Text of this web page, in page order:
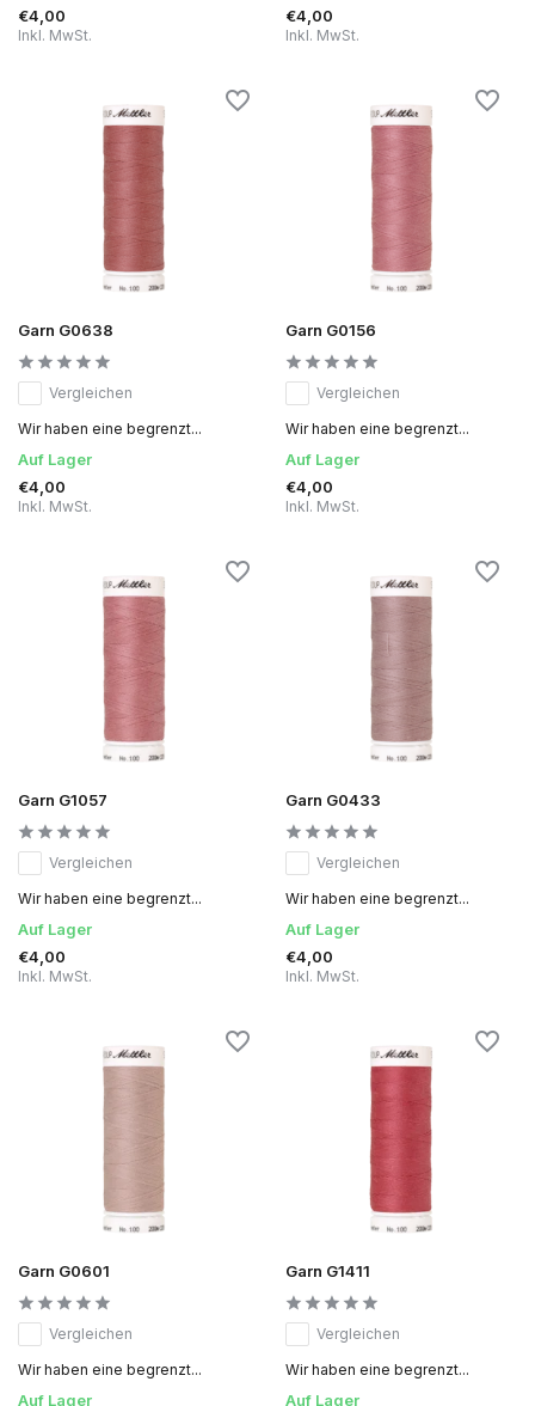
€4,00
Inkl. MwSt.
€4,00
Inkl. MwSt.
Garn G0638
Vergleichen
Wir haben eine begrenzt...
Auf Lager
€4,00
Inkl. MwSt.
Garn G0156
Vergleichen
Wir haben eine begrenzt...
Auf Lager
€4,00
Inkl. MwSt.
Garn G1057
Vergleichen
Wir haben eine begrenzt...
Auf Lager
€4,00
Inkl. MwSt.
Garn G0433
Vergleichen
Wir haben eine begrenzt...
Auf Lager
€4,00
Inkl. MwSt.
Garn G0601
Vergleichen
Wir haben eine begrenzt...
Auf Lager
Garn G1411
Vergleichen
Wir haben eine begrenzt...
Auf Lager